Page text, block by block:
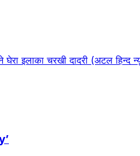
इलाका चरखी दादरी (अटल हिन्द